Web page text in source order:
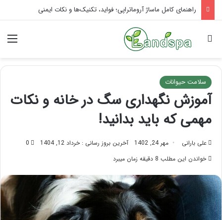
تاثیر ماساژ بر افسردگی؛ با ماساژ درمانی افسردگی را درمان کنید!
جستجو برای
سلامت حیوانات
آموزش نگهداری سگ در خانه و نکات
مهمی که باید بدانید!
علی بارانی مهر 24, 1402 آخرین بروز رسانی : خرداد 12, 1404
0
خواندن این مطلب 8 دقیقه زمان میبرد